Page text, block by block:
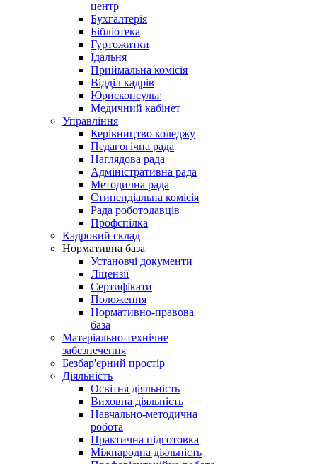
центр
Бухгалтерія
Бібліотека
Гуртожитки
Їдальня
Приймальна комісія
Відділ кадрів
Юрисконсульт
Медичний кабінет
Управління
Керівництво коледжу
Педагогічна рада
Наглядова рада
Адміністративна рада
Методична рада
Стипендіальна комісія
Рада роботодавців
Профспілка
Кадровий склад
Нормативна база
Установчі документи
Ліцензії
Сертифікати
Положення
Нормативно-правова
база
Матеріально-технічне
забезпечення
Безбар'єрний простір
Діяльність
Освітня діяльність
Виховна діяльність
Навчально-методична
робота
Практична підготовка
Міжнародна діяльність